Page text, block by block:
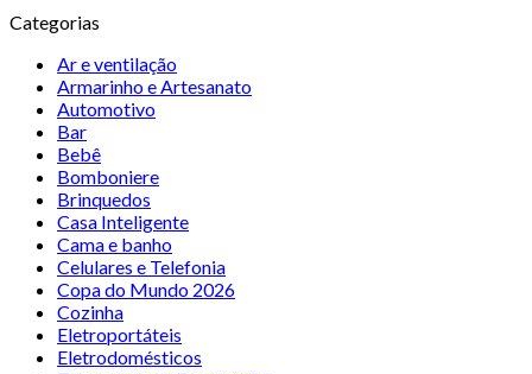
Categorias
Ar e ventilação
Armarinho e Artesanato
Automotivo
Bar
Bebê
Bomboniere
Brinquedos
Casa Inteligente
Cama e banho
Celulares e Telefonia
Copa do Mundo 2026
Cozinha
Eletroportáteis
Eletrodomésticos